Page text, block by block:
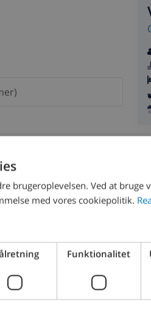
brugeroplevelsen. Ved at bruge
med vores cookiepolitik.
Funktionalitet